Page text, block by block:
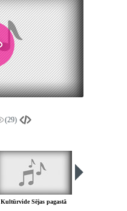
(29)
Kultūrvide Sējas pagastā